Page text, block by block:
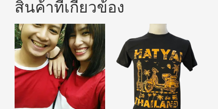
สินค้าที่เกี่ยวข้อง